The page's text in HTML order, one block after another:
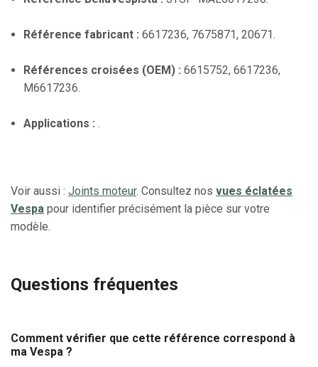
Référence fabricant : 6617236, 7675871, 20671.
Références croisées (OEM) : 6615752, 6617236,
M6617236.
Applications : .
Voir aussi : Joints moteur. Consultez nos vues éclatées
Vespa pour identifier précisément la pièce sur votre
modèle.
Questions fréquentes
Comment vérifier que cette référence correspond à
ma Vespa ?